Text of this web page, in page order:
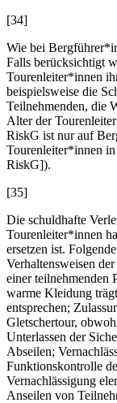
[34]
Wie bei
Falls berücksichtigt
Tourenleiter*innen
beispielsweise die
Teilnehmenden, die
Alter der
RiskG ist nur auf
Tourenleiter*innen
RiskG]).
[35]
Die schuldhafte
Tourenleiter*innen
ersetzen ist.
Verhaltensweisen
einer teilnehmenden
warme Kleidung
entsprechen;
Gletschertour,
Unterlassen der
Abseilen;
Funktionskontrolle
Vernachlässigung
Anseilen von